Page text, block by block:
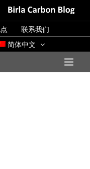
Birla
Blog联系我们
简体中文